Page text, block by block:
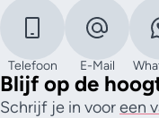
Telefoon E-Mail
Blijf op de
Schrijf je in vooreen